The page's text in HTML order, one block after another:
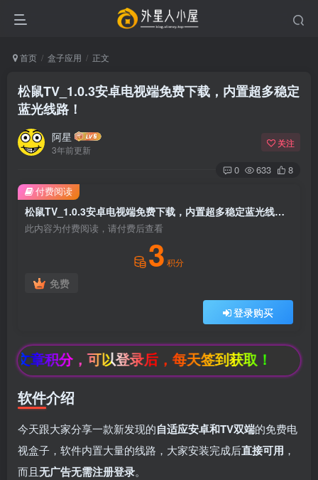
首页 盒子应用 正文
松鼠TV_1.0.3安卓电视端免费下载，内置超多稳定
蓝光线路！
阿星
3年前更新
关注
0 633 8
松鼠TV_1.0.3安卓电视端免费下载，内置超多稳定蓝光线路！
此内容为付费阅读，请付费后查看
3 积分
免费
登录购买
付费阅读
章积分，可以登录后，每天签到获取！
软件介绍
今天跟大家分享一款新发现的自适应安卓和TV双端的免费电
视盒子，软件内置大量的线路，大家安装完成后直接可用 ，
而且无广告无需注册登录。